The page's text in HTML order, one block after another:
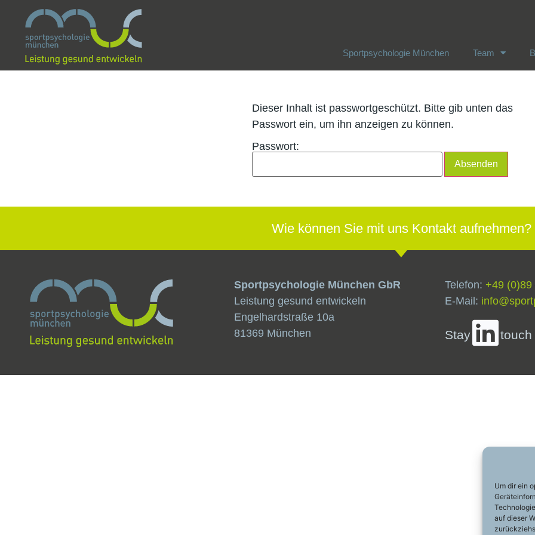
Um dir ein
auf dieser
Sportpsychologie München Team
Dieser Inhalt ist passwortgeschützt. Bitte gib unten das
Passwort ein, um ihn anzeigen zu können.
Passwort:
Wie können Sie mit uns Kontakt aufnehmen?
Sportpsychologie München GbR
Leistung gesund entwickeln
Engelhardstraße 10a
81369 München
Telefon: +49
E-Mail:
Stay touch